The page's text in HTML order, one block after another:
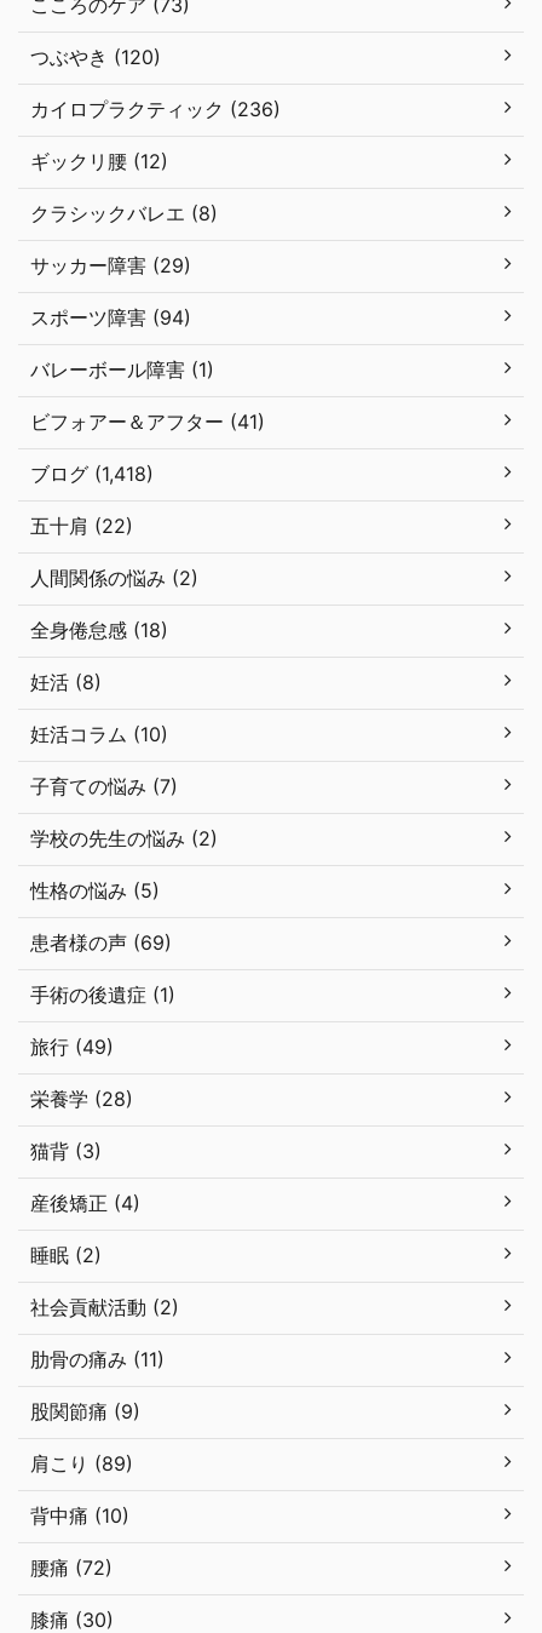
こころのケア (73)
つぶやき (120)
カイロプラクティック (236)
ギックリ腰 (12)
クラシックバレエ (8)
サッカー障害 (29)
スポーツ障害 (94)
バレーボール障害 (1)
ビフォアー＆アフター (41)
ブログ (1,418)
五十肩 (22)
人間関係の悩み (2)
全身倦怠感 (18)
妊活 (8)
妊活コラム (10)
子育ての悩み (7)
学校の先生の悩み (2)
性格の悩み (5)
患者様の声 (69)
手術の後遺症 (1)
旅行 (49)
栄養学 (28)
猫背 (3)
産後矯正 (4)
睡眠 (2)
社会貢献活動 (2)
肋骨の痛み (11)
股関節痛 (9)
肩こり (89)
背中痛 (10)
腰痛 (72)
膝痛 (30)